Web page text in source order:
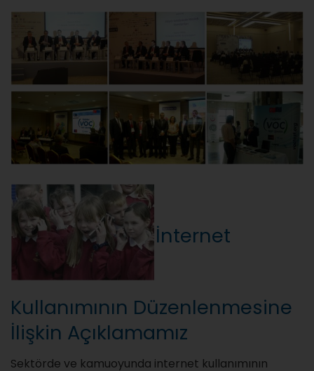
İnternet
Kullanımının Düzenlenmesine
İlişkin Açıklamamız
Sektörde ve kamuoyunda internet kullanımının